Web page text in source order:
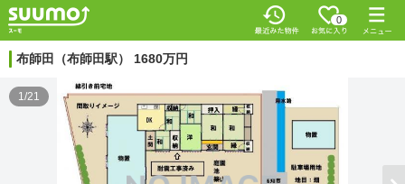
0
布師田（布師田駅） 1680万円
1/21